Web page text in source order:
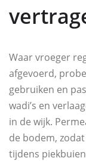
Waar vroeger
afgevoerd,
gebruiken en
wadi’s en
in de wijk.
de bodem,
tijdens